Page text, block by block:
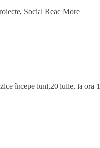
, Social Read More
începe luni,20 iulie, la ora